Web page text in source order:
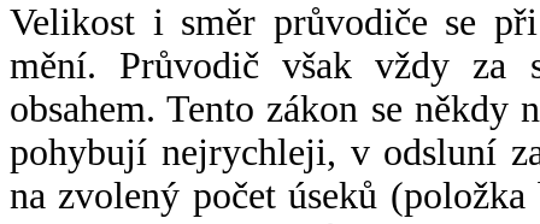
Velikost i směr průvodiče se
mění. Průvodič však vždy za
obsahem. Tento zákon se někdy
pohybují nejrychleji, v odsluní
na zvolený počet úseků